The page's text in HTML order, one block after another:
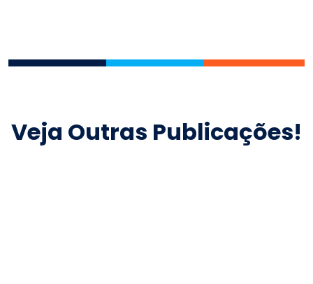
Veja Outras Publicações!